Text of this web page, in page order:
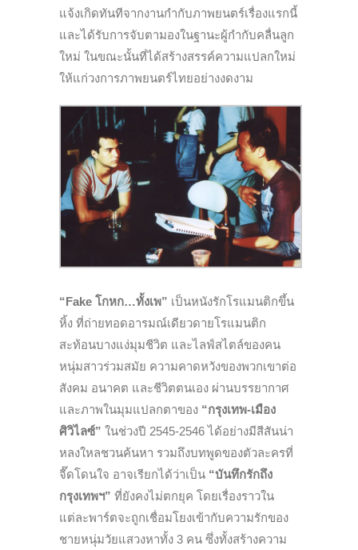
แจ้งเกิดทันทีจากงานกำกับภาพยนตร์เรื่องแรกนี้
และได้รับการจับตามองในฐานะผู้กำกับคลื่นลูก
ใหม่ ในขณะนั้นที่ได้สร้างสรรค์ความแปลกใหม่
ให้แก่วงการภาพยนตร์ไทยอย่างงดงาม
“Fake โกหก…ทั้งเพ” เป็นหนังรักโรแมนติกขึ้น
หิ้ง ที่ถ่ายทอดอารมณ์เดียวดายโรแมนติก
สะท้อนบางแง่มุมชีวิต และไลฟ์สไตล์ของคน
หนุ่มสาวร่วมสมัย ความคาดหวังของพวกเขาต่อ
สังคม อนาคต และชีวิตตนเอง ผ่านบรรยากาศ
และภาพในมุมแปลกตาของ “กรุงเทพ-เมือง
ศิวิไลซ์” ในช่วงปี 2545-2546 ได้อย่างมีสีสันน่า
หลงใหลชวนค้นหา รวมถึงบทพูดของตัวละครที่
จี๊ดโดนใจ อาจเรียกได้ว่าเป็น “บันทึกรักถึง
กรุงเทพฯ” ที่ยังคงไม่ตกยุค โดยเรื่องราวใน
แต่ละพาร์ตจะถูกเชื่อมโยงเข้ากับความรักของ
ชายหนุ่มวัยแสวงหาทั้ง 3 คน ซึ่งทั้งสร้างความ